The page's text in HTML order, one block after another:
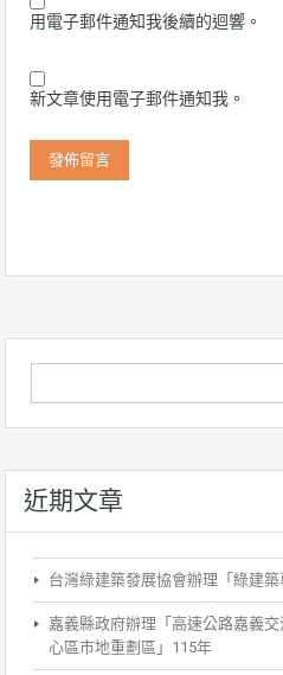
用電子郵件通知我後續的迴響。
新文章使用電子郵件通知我。
近期文章
台灣綠建築發展協會辦理「綠建築
嘉義縣政府辦理「高速公路嘉義
心區市地重劃區」115年